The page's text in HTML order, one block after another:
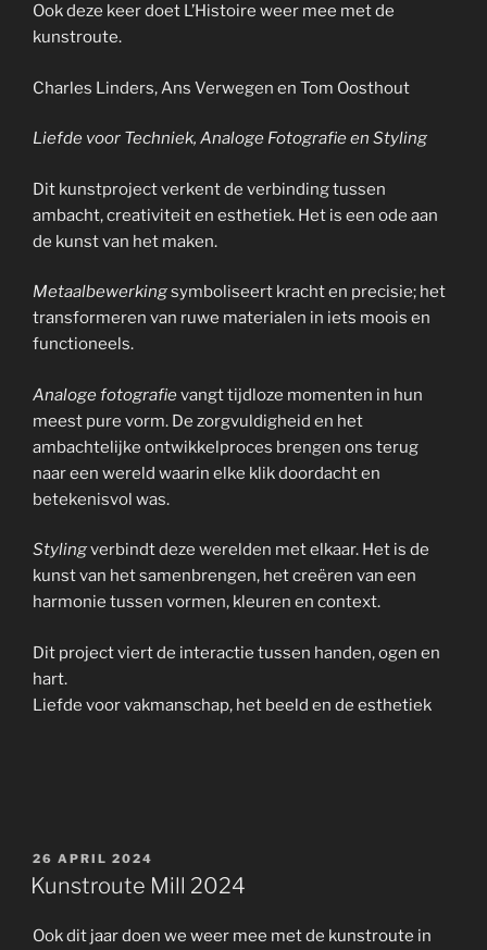
Ook deze keer doet L’Histoire weer mee met de
kunstroute.
Charles Linders, Ans Verwegen en Tom Oosthout
Liefde voor Techniek, Analoge Fotografie en Styling
Dit kunstproject verkent de verbinding tussen
ambacht, creativiteit en esthetiek. Het is een ode aan
de kunst van het maken.
Metaalbewerkingsymboliseert kracht en precisie; het
transformeren van ruwe materialen in iets moois en
functioneels.
Analoge fotografievangt tijdloze momenten in hun
meest pure vorm. De zorgvuldigheid en het
ambachtelijke ontwikkelproces brengen ons terug
naar een wereld waarin elke klik doordacht en
betekenisvol was.
Stylingverbindt deze werelden met elkaar. Het is de
kunst van het samenbrengen, het creëren van een
harmonie tussen vormen, kleuren en context.
Dit project viert de interactie tussen handen, ogen en
hart.
Liefde voor vakmanschap, het beeld en de esthetiek
GEPLAATST
OP
26 APRIL 2024
Kunstroute Mill 2024
Ook dit jaar doen we weer mee met de kunstroute in